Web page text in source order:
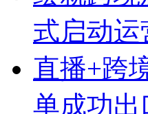
式启动运
直播+跨
单成功出